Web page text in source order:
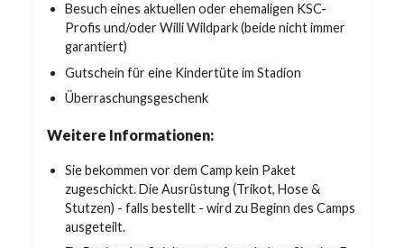
Besuch eines aktuellen oder ehemaligen KSC-
Profis und/oder Willi Wildpark (beide nicht immer
garantiert)
Gutschein für eine Kindertüte im Stadion
Überraschungsgeschenk
Weitere Informationen:
Sie bekommen vor dem Camp kein Paket
zugeschickt. Die Ausrüstung (Trikot, Hose &
Stutzen) - falls bestellt - wird zu Beginn des Camps
ausgeteilt.